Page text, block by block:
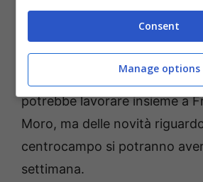
che richiede valutazioni, e
difficile vederlo titolare nella
Infine c’è anche la pista
potrebbe lavorare insieme a
Moro, ma delle novità
centrocampo si potranno
settimana.
Consent
Manage options